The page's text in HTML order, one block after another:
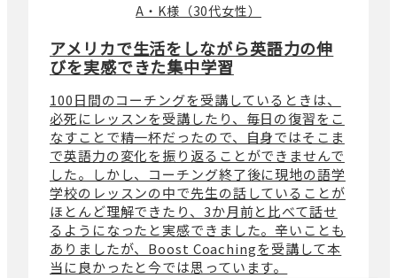
アメリカで生活をしながら英語力の伸
びを実感できた集中学習
A・K様（30代女性）
100日間のコーチングを受講しているときは、
必死にレッスンを受講したり、毎日の復習をこ
なすことで精一杯だったので、自身ではそこま
で英語力の変化を振り返ることができませんで
した。しかし、コーチング終了後に現地の語学
学校のレッスンの中で先生の話していることが
ほとんど理解できたり、3か月前と比べて話せ
るようになったと実感できました。辛いことも
ありましたが、Boost Coachingを受講して本
当に良かったと今では思っています。